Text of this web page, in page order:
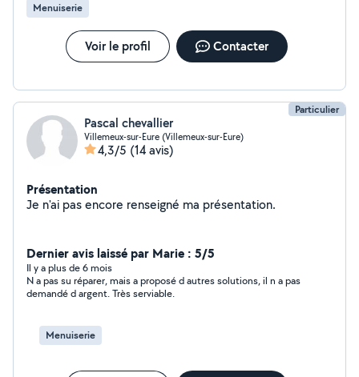
Menuiserie
Voir le profil Contacter
Particulier
Pascal chevallier
Villemeux-sur-Eure (Villemeux-sur-Eure)
4,3/5 (14 avis)
Présentation
Je n'ai pas encore renseigné ma présentation.
Dernier avis laissé par Marie : 5/5
Il y a plus de 6 mois
N a pas su réparer, mais a proposé d autres solutions, il n a pas
demandé d argent. Très serviable.
Menuiserie